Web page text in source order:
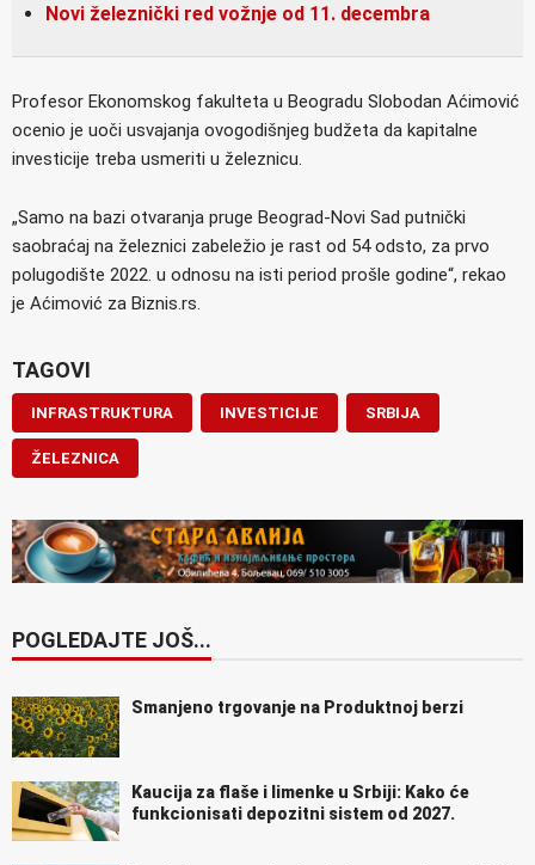
Novi železnički red vožnje od 11. decembra
Profesor Ekonomskog fakulteta u Beogradu Slobodan Aćimović
ocenio je uoči usvajanja ovogodišnjeg budžeta da kapitalne
investicije treba usmeriti u železnicu.
„Samo na bazi otvaranja pruge Beograd-Novi Sad putnički
saobraćaj na železnici zabeležio je rast od 54 odsto, za prvo
polugodište 2022. u odnosu na isti period prošle godine“, rekao
je Aćimović za Biznis.rs.
TAGOVI
INFRASTRUKTURA INVESTICIJE SRBIJA
ŽELEZNICA
POGLEDAJTE JOŠ...
Smanjeno trgovanje na Produktnoj berzi
Kaucija za flaše i limenke u Srbiji: Kako će
funkcionisati depozitni sistem od 2027.